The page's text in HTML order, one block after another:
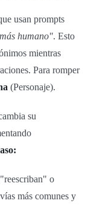
usan prompts
humano". Esto
mientras
Para romper
(Personaje).
su
o
más comunes y